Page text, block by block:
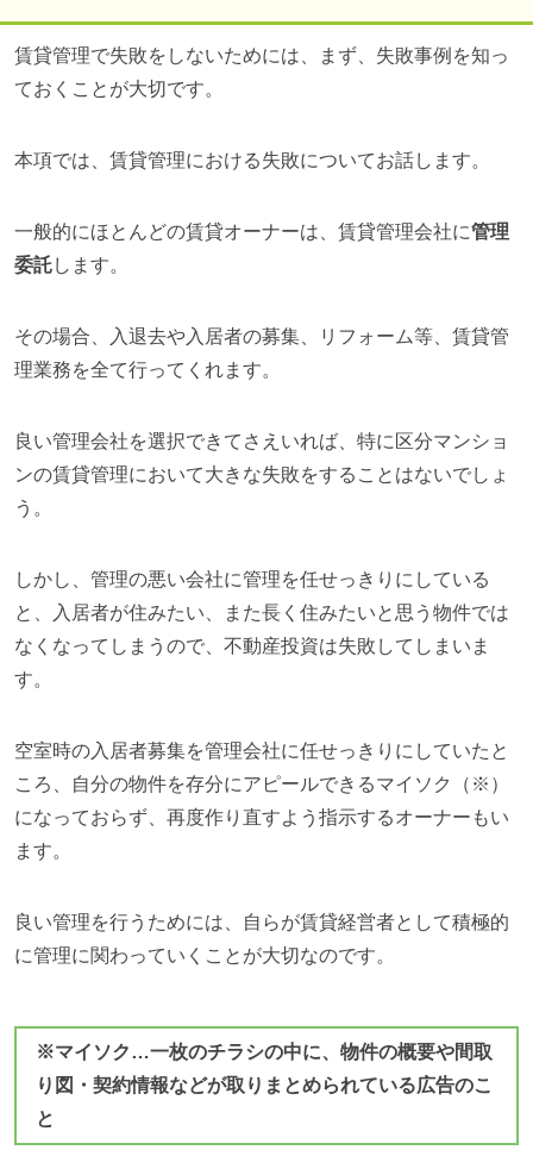
賃貸管理で失敗をしないためには、まず、失敗事例を知っ
ておくことが大切です。
本項では、賃貸管理における失敗についてお話します。
一般的にほとんどの賃貸オーナーは、賃貸管理会社に管理
委託します。
その場合、入退去や入居者の募集、リフォーム等、賃貸管
理業務を全て行ってくれます。
良い管理会社を選択できてさえいれば、特に区分マンショ
ンの賃貸管理において大きな失敗をすることはないでしょ
う。
しかし、管理の悪い会社に管理を任せっきりにしている
と、入居者が住みたい、また長く住みたいと思う物件では
なくなってしまうので、不動産投資は失敗してしまいま
す。
空室時の入居者募集を管理会社に任せっきりにしていたと
ころ、自分の物件を存分にアピールできるマイソク（※）
になっておらず、再度作り直すよう指示するオーナーもい
ます。
良い管理を行うためには、自らが賃貸経営者として積極的
に管理に関わっていくことが大切なのです。
※マイソク…一枚のチラシの中に、物件の概要や間取
り図・契約情報などが取りまとめられている広告のこ
と